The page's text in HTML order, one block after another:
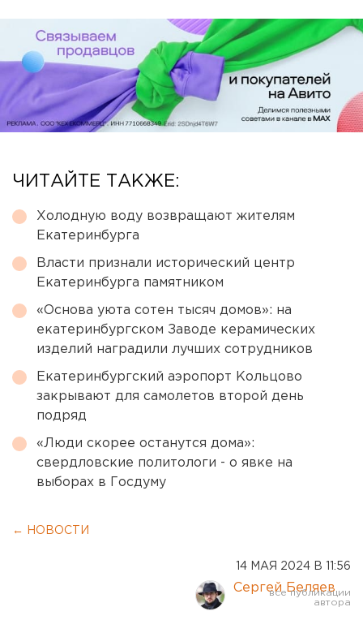
ЧИТАЙТЕ ТАКЖЕ:
Холодную воду возвращают жителям
Екатеринбурга
Власти признали исторический центр
Екатеринбурга памятником
«Основа уюта сотен тысяч домов»: на
екатеринбургском Заводе керамических
изделий наградили лучших сотрудников
Екатеринбургский аэропорт Кольцово
закрывают для самолетов второй день
подряд
«Люди скорее останутся дома»:
свердловские политологи - о явке на
выборах в Госдуму
← НОВОСТИ
14 МАЯ 2024 В 11:56
Сергей Беляев